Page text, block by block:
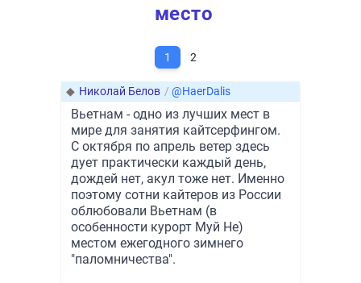
место
1 2
◆ Николай Белов / @HaerDalis
Вьетнам - одно из лучших мест в
мире для занятия кайтсерфингом.
С октября по апрель ветер здесь
дует практически каждый день,
дождей нет, акул тоже нет. Именно
поэтому сотни кайтеров из России
облюбовали Вьетнам (в
особенности курорт Муй Не)
местом ежегодного зимнего
"паломничества".